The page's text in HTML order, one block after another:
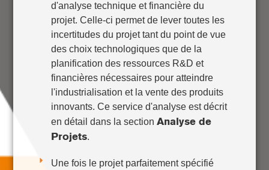
d'analyse technique et financière du
projet. Celle-ci permet de lever toutes les
incertitudes du projet tant du point de vue
des choix technologiques que de la
planification des ressources R&D et
financières nécessaires pour atteindre
l'industrialisation et la vente des produits
innovants. Ce service d'analyse est décrit
en détail dans la section Analyse de
Projets.
Une fois le projet parfaitement spécifié